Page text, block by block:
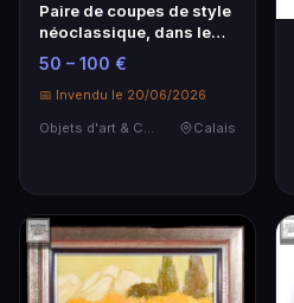
Paire de coupes de style
néoclassique, dans le
goût de l'Ant…
50 – 100 €
📅 Invendu le 20/06/2026
Objets d'art & Curiosités
Calais